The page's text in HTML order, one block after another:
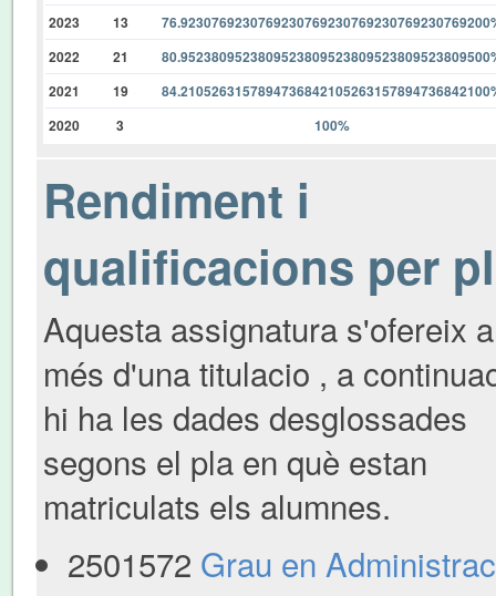
2023
13
2022
21
2021
19
2020
3 100%
Rendiment i
qualificacions per
Aquesta assignatura s'ofereix a
més d'una titulacio , a
hi ha les dades desglossades
segons el pla en què estan
matriculats els alumnes.
2501572 Grau en